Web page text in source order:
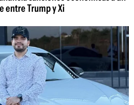
entre Trump y Xi